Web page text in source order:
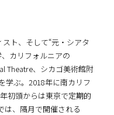
ト、そして“元・シアタ
カリフォルニアの
Theatre、シカゴ美術館附
学ぶ。2018年に南カリフ
初頭からは東京で定期的
は、隔月で開催される